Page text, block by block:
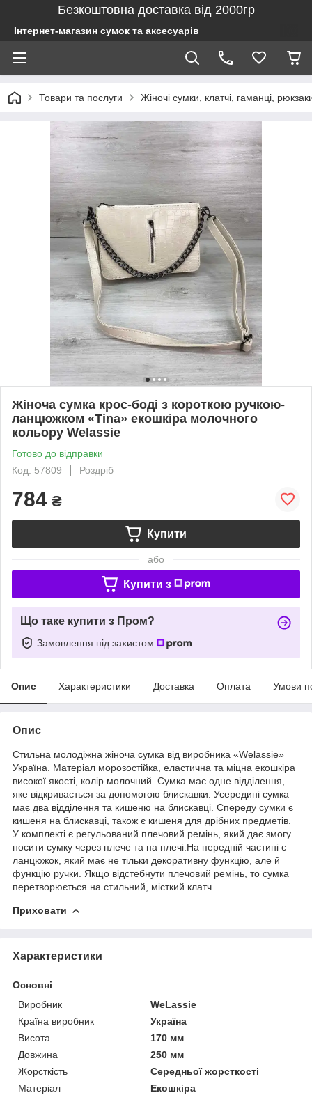
Безкоштовна доставка від 2000гр
Інтернет-магазин сумок та аксесуарів
Товари та послуги Жіночі сумки, клатчі, гаманці,
Жіноча сумка крос-боді з короткою ручкою-
ланцюжком «Tina» екошкіра молочного
кольору Welassie
Готово до відправки
Код: 57809
Роздріб
784 ₴
Купити
або
Купити з
Що таке купити з Пром?
Замовлення під захистом
Опис Характеристики Доставка Оплата Умови
Опис
Стильна молодіжна жіноча сумка від виробника «Welassie»
Україна. Матеріал морозостійка, еластична та міцна екошкіра
високої якості, колір молочний. Сумка має одне відділення,
яке відкривається за допомогою блискавки. Усередині сумка
має два відділення та кишеню на блискавці. Спереду сумки є
кишеня на блискавці, також є кишеня для дрібних предметів.
У комплекті є регульований плечовий ремінь, який дає змогу
носити сумку через плече та на плечі.На передній частині є
ланцюжок, який має не тільки декоративну функцію, але й
функцію ручки. Якщо відстебнути плечовий ремінь, то сумка
перетворюється на стильний, місткий клатч.
Приховати
Характеристики
Основні
Виробник
WeLassie
Країна виробник
Україна
Висота
170 мм
Довжина
250 мм
Жорсткість
Середньої жорсткості
Матеріал
Екошкіра